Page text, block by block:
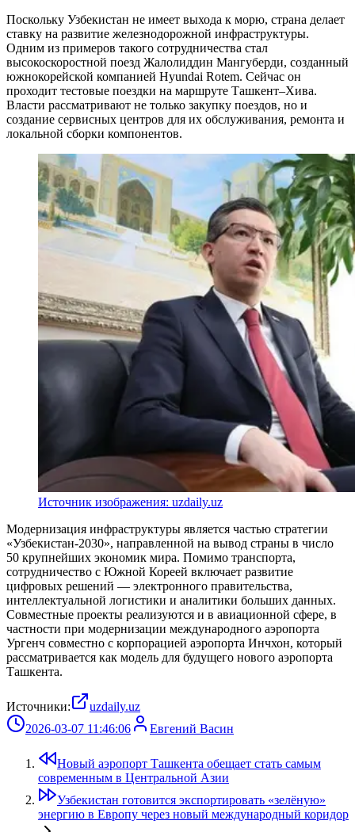
Поскольку Узбекистан не имеет выхода к морю, страна делает
ставку на развитие железнодорожной инфраструктуры.
Одним из примеров такого сотрудничества стал
высокоскоростной поезд Жалолиддин Мангуберди, созданный
южнокорейской компанией Hyundai Rotem. Сейчас он
проходит тестовые поездки на маршруте Ташкент–Хива.
Власти рассматривают не только закупку поездов, но и
создание сервисных центров для их обслуживания, ремонта и
локальной сборки компонентов.
Источник изображения: uzdaily.uz
Модернизация инфраструктуры является частью стратегии
«Узбекистан-2030», направленной на вывод страны в число
50 крупнейших экономик мира. Помимо транспорта,
сотрудничество с Южной Кореей включает развитие
цифровых решений — электронного правительства,
интеллектуальной логистики и аналитики больших данных.
Совместные проекты реализуются и в авиационной сфере, в
частности при модернизации международного аэропорта
Ургенч совместно с корпорацией аэропорта Инчхон, который
рассматривается как модель для будущего нового аэропорта
Ташкента.
Источники:
uzdaily.uz
2026-03-07 11:46:06
Евгений Васин
Новый аэропорт Ташкента обещает стать самым
современным в Центральной Азии
Узбекистан готовится экспортировать «зелёную»
энергию в Европу через новый международный коридор